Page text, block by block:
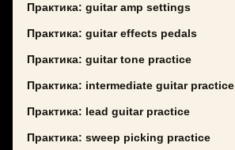
Практика: guitar amp settings
Практика: guitar effects pedals
Практика: guitar tone practice
Практика: intermediate guitar practice
Практика: lead guitar practice
Практика: sweep picking practice